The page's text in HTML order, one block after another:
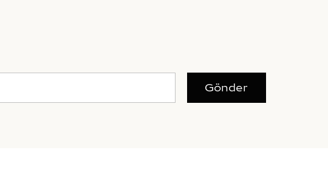
Gönder